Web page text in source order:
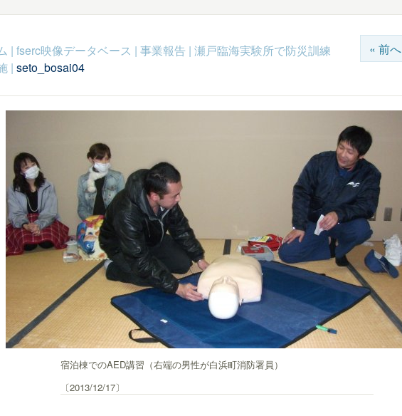
« 前へ
| fserc映像データベース | 事業報告 | 瀬戸臨海実験所で防災訓練
| seto_bosai04
宿泊棟でのAED講習（右端の男性が白浜町消防署員）
〔2013/12/17〕